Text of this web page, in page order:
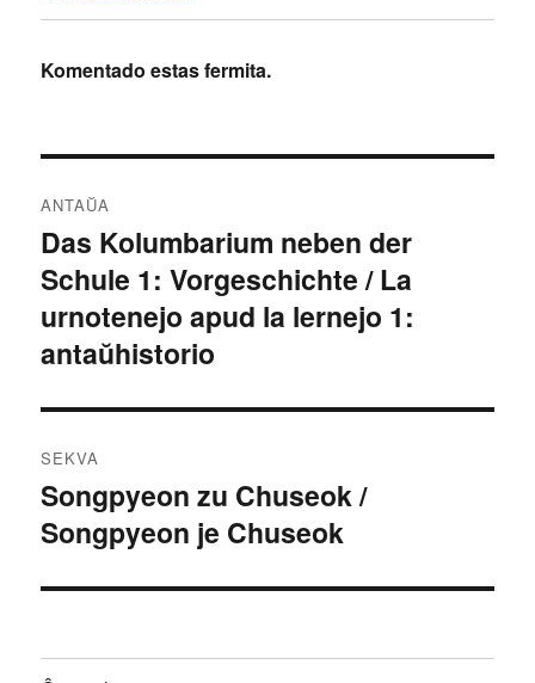
navigado
Komentado estas fermita.
tra
afiŝoj
ANTAŬA
Antaŭa
afiŝo:
Das Kolumbarium neben der
Schule 1: Vorgeschichte / La
urnotenejo apud la lernejo 1:
antaŭhistorio
SEKVA
Sekva
afiŝo:
Songpyeon zu Chuseok /
Songpyeon je Chuseok